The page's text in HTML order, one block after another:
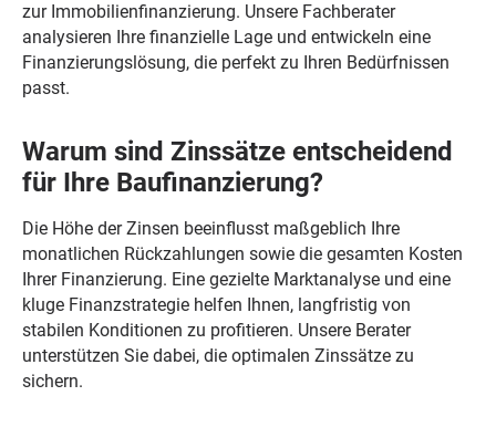
zur Immobilienfinanzierung. Unsere Fachberater
analysieren Ihre finanzielle Lage und entwickeln eine
Finanzierungslösung, die perfekt zu Ihren Bedürfnissen
passt.
Warum sind Zinssätze entscheidend
für Ihre Baufinanzierung?
Die Höhe der Zinsen beeinflusst maßgeblich Ihre
monatlichen Rückzahlungen sowie die gesamten Kosten
Ihrer Finanzierung. Eine gezielte Marktanalyse und eine
kluge Finanzstrategie helfen Ihnen, langfristig von
stabilen Konditionen zu profitieren. Unsere Berater
unterstützen Sie dabei, die optimalen Zinssätze zu
sichern.